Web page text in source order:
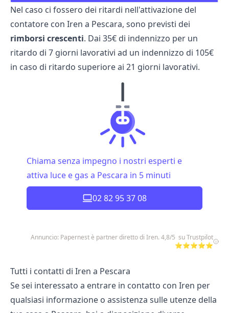
Nel caso ci fossero dei ritardi nell'attivazione del
contatore con Iren a Pescara, sono previsti dei
rimborsi crescenti. Dai 35€ di indennizzo per un
ritardo di 7 giorni lavorativi ad un indennizzo di 105€
in caso di ritardo superiore ai 21 giorni lavorativi.
Chiama senza impegno i nostri esperti e
attiva luce e gas a Pescara in 5 minuti
02 82 95 37 08
Annuncio: Papernest è partner diretto di Iren. 4,8/5 su Trustpilot
⭐⭐⭐⭐⭐
Tutti i contatti di Iren a Pescara
Se sei interessato a entrare in contatto con Iren per
qualsiasi informazione o assistenza sulle utenze della